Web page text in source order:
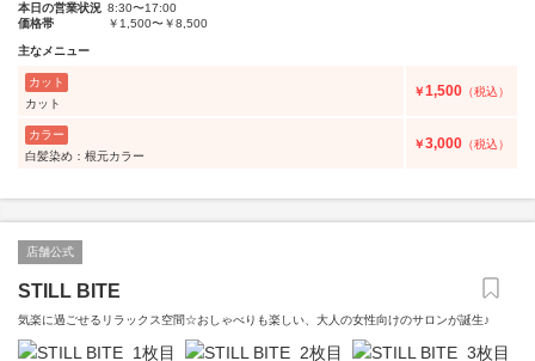
本日の営業状況 8:30〜17:00
価格帯
￥1,500〜￥8,500
主なメニュー
カット
カット
￥1,500 （税込）
カラー
白髪染め：根元カラー
￥3,000 （税込）
店舗公式
STILL BITE
気楽に過ごせるリラックス空間☆おしゃべりも楽しい、大人の女性向けのサロンが誕生♪